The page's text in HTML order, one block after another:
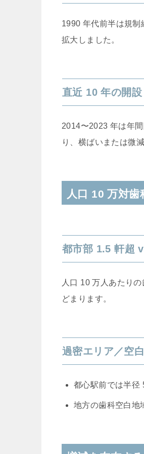
1990 年代前半は規
拡大しました。
直近 10 年の開
2014〜2023 年は年
り、横ばいまたは微
人口 10 万対
都市部 1.5 軒超
人口 10 万人あたり
どまります。
過密エリア／空
都心駅前では半径
地方の歯科空白地